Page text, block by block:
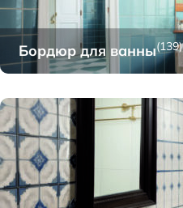
Бордюр для ванны(139)